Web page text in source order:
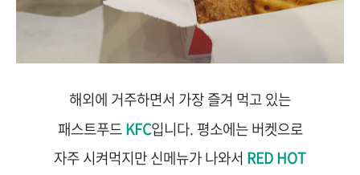
해외에 거주하면서 가장 즐겨 먹고 있는
패스트푸드KFC입니다. 평소에는 버켓으로
자주 시켜먹지만 신메뉴가 나와서 RED HOT